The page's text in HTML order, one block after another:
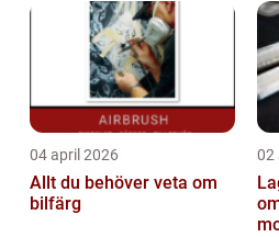
04 april 2026
Allt du behöver veta om
bilfärg
02